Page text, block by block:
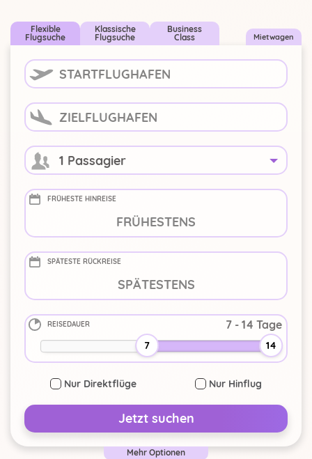
Flexible
Flugsuche
Klassische
Flugsuche
Business
Class
Mietwagen
1 Passagier
+
FRÜHESTE HINREISE
SPÄTESTE RÜCKREISE
REISEDAUER
7 14
Nur Direktflüge Nur Hinflug
Jetzt suchen
Mehr Optionen